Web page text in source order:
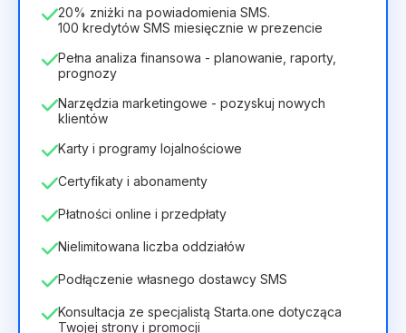
336zł za 12 Months
20% zniżki na powiadomienia SMS.
100 kredytów SMS miesięcznie w prezencie
Pełna analiza finansowa - planowanie, raporty,
prognozy
Narzędzia marketingowe - pozyskuj nowych
klientów
Karty i programy lojalnościowe
Certyfikaty i abonamenty
Płatności online i przedpłaty
Nielimitowana liczba oddziałów
Podłączenie własnego dostawcy SMS
Konsultacja ze specjalistą Starta.one dotycząca
Twojej strony i promocji